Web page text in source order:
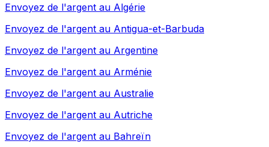
Envoyez de l'argent au Algérie
Envoyez de l'argent au Antigua-et-Barbuda
Envoyez de l'argent au Argentine
Envoyez de l'argent au Arménie
Envoyez de l'argent au Australie
Envoyez de l'argent au Autriche
Envoyez de l'argent au Bahreïn